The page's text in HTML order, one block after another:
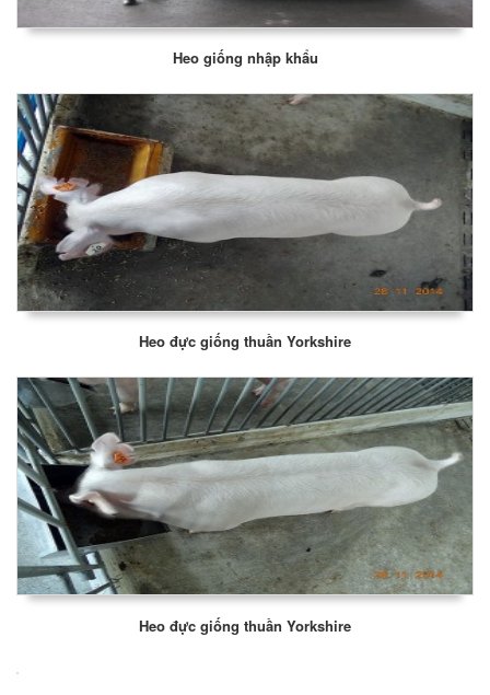
Heo giống nhập khẩu
Heo đực giống thuần Yorkshire
Heo đực giống thuần Yorkshire